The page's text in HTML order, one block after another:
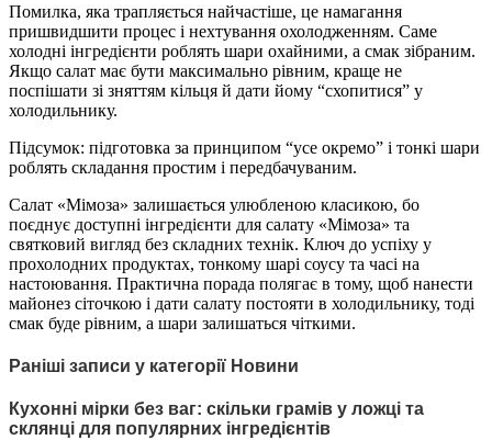
Помилка, яка трапляється найчастіше, це намагання
пришвидшити процес і нехтування охолодженням. Саме
холодні інгредієнти роблять шари охайними, а смак зібраним.
Якщо салат має бути максимально рівним, краще не
поспішати зі зняттям кільця й дати йому “схопитися” у
холодильнику.
Підсумок: підготовка за принципом “усе окремо” і тонкі шари
роблять складання простим і передбачуваним.
Салат «Мімоза» залишається улюбленою класикою, бо
поєднує доступні інгредієнти для салату «Мімоза» та
святковий вигляд без складних технік. Ключ до успіху у
прохолодних продуктах, тонкому шарі соусу та часі на
настоювання. Практична порада полягає в тому, щоб нанести
майонез сіточкою і дати салату постояти в холодильнику, тоді
смак буде рівним, а шари залишаться чіткими.
Раніші записи у категорії Новини
Кухонні мірки без ваг: скільки грамів у ложці та
склянці для популярних інгредієнтів